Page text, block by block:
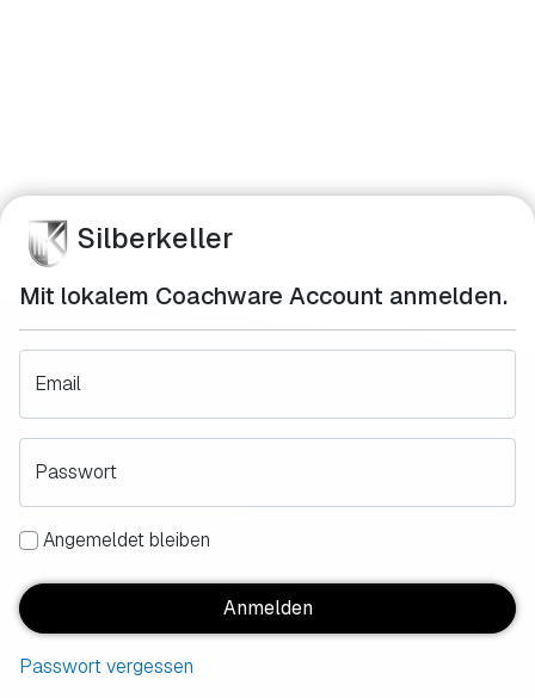
Silberkeller
Mit lokalem Coachware Account anmelden.
Email
Passwort
Angemeldet bleiben
Anmelden
Passwort vergessen